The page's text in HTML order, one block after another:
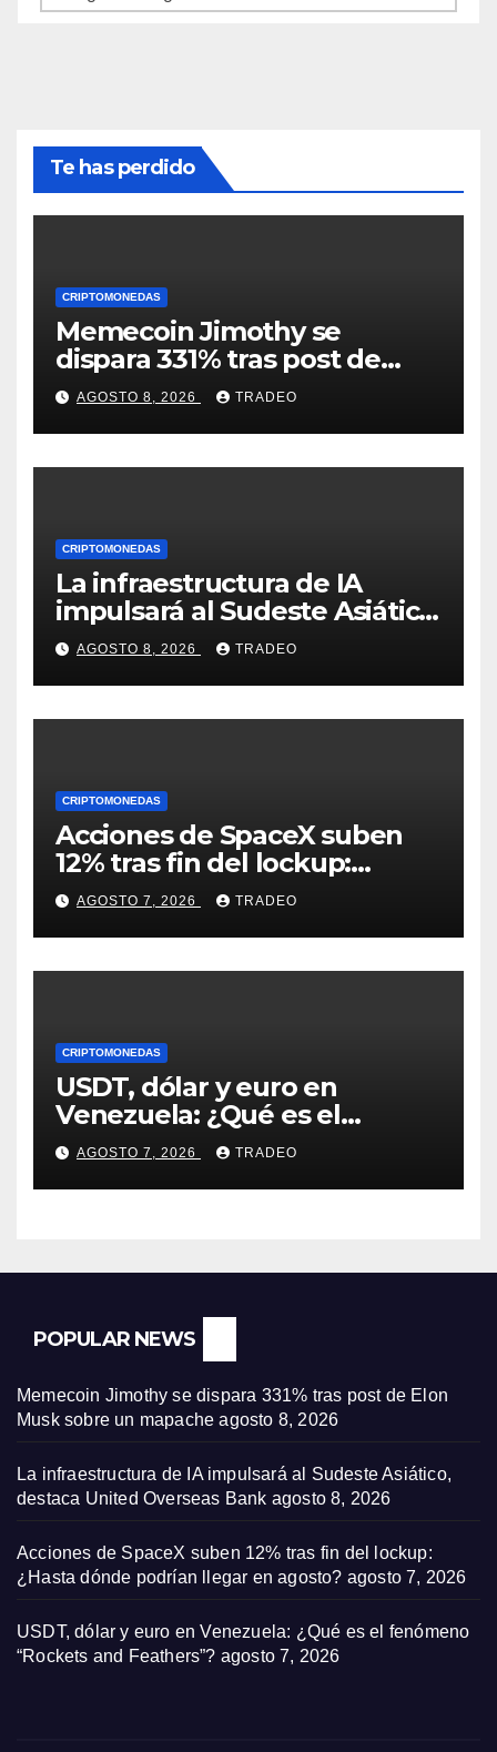
Te has perdido
CRIPTOMONEDAS
Memecoin Jimothy se
dispara 331% tras post de
Elon Musk sobre un
mapache
AGOSTO 8, 2026 TRADEO
CRIPTOMONEDAS
La infraestructura de IA
impulsará al Sudeste Asiático,
destaca United Overseas
Bank
AGOSTO 8, 2026 TRADEO
CRIPTOMONEDAS
Acciones de SpaceX suben
12% tras fin del lockup:
¿Hasta dónde podrían llegar
en agosto?
AGOSTO 7, 2026 TRADEO
CRIPTOMONEDAS
USDT, dólar y euro en
Venezuela: ¿Qué es el
fenómeno “Rockets and
Feathers”?
AGOSTO 7, 2026 TRADEO
POPULAR NEWS
Memecoin Jimothy se dispara 331% tras post de Elon
Musk sobre un mapache agosto 8, 2026
La infraestructura de IA impulsará al Sudeste Asiático,
destaca United Overseas Bank agosto 8, 2026
Acciones de SpaceX suben 12% tras fin del lockup:
¿Hasta dónde podrían llegar en agosto? agosto 7, 2026
USDT, dólar y euro en Venezuela: ¿Qué es el fenómeno
“Rockets and Feathers”? agosto 7, 2026